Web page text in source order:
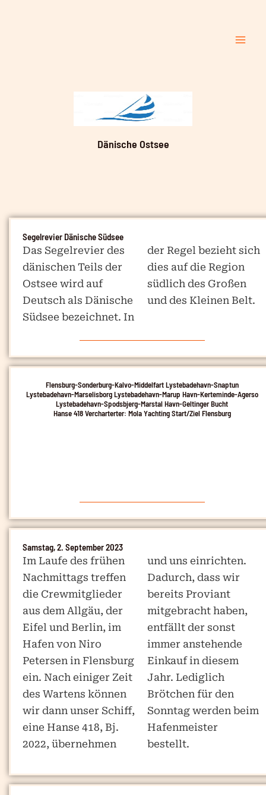
Dänische Ostsee
Segelrevier Dänische Südsee
Das Segelrevier des
dänischen Teils der
Ostsee wird auf
Deutsch als Dänische
Südsee bezeichnet. In
der Regel bezieht sich
dies auf die Region
südlich des Großen
und des Kleinen Belt.
Flensburg-Sonderburg-Kalvo-Middelfart Lystebadehavn-Snaptun
Lystebadehavn-Marselisborg Lystebadehavn-Marup Havn-Kerteminde-Agerso
Lystebadehavn-Spodsbjerg-Marstal Havn-Geltinger Bucht
Hanse 418 Vercharterter: Mola Yachting Start/Ziel Flensburg
Samstag, 2. September 2023
Im Laufe des frühen
Nachmittags treffen
die Crewmitglieder
aus dem Allgäu, der
Eifel und Berlin, im
Hafen von Niro
Petersen in Flensburg
ein. Nach einiger Zeit
des Wartens können
wir dann unser Schiff,
eine Hanse 418, Bj.
2022, übernehmen
und uns einrichten.
Dadurch, dass wir
bereits Proviant
mitgebracht haben,
entfällt der sonst
immer anstehende
Einkauf in diesem
Jahr. Lediglich
Brötchen für den
Sonntag werden beim
Hafenmeister
bestellt.